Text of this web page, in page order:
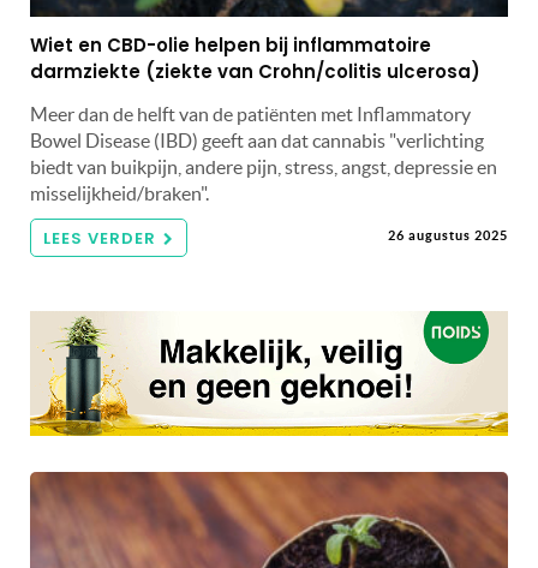
Wiet en CBD-olie helpen bij inflammatoire
darmziekte (ziekte van Crohn/colitis ulcerosa)
Meer dan de helft van de patiënten met Inflammatory
Bowel Disease (IBD) geeft aan dat cannabis "verlichting
biedt van buikpijn, andere pijn, stress, angst, depressie en
misselijkheid/braken".
LEES VERDER 26 augustus 2025